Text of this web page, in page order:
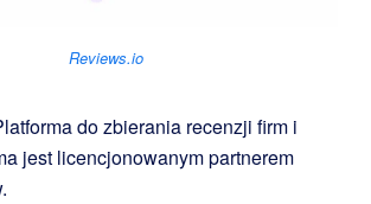
Reviews.io
do zbierania recenzji firm i
jest licencjonowanym partnerem